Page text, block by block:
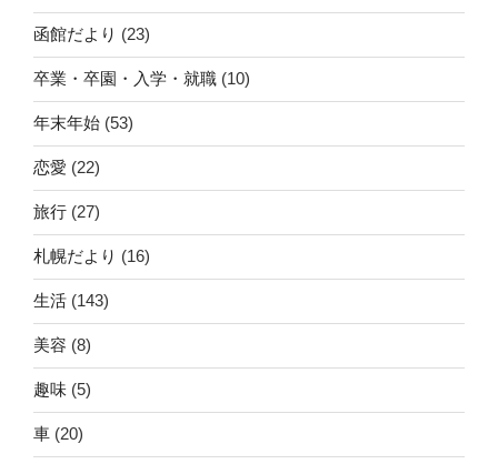
函館だより (23)
卒業・卒園・入学・就職 (10)
年末年始 (53)
恋愛 (22)
旅行 (27)
札幌だより (16)
生活 (143)
美容 (8)
趣味 (5)
車 (20)